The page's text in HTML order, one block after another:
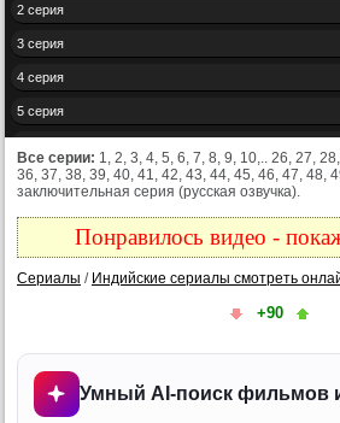
2 серия
3 серия
4 серия
5 серия
7 серия
9 серия
10 серия
13 серия
14 серия
Все серии: 1, 2, 3, 4, 5, 6, 7, 8, 9, 10,.. 26, 27,
36, 37, 38, 39, 40, 41, 42, 43, 44, 45, 46, 47, 48,
заключительная серия (русская озвучка).
Понравилось видео -
Сериалы / Индийские сериалы смотреть
+90
Умный AI-поиск фильмов